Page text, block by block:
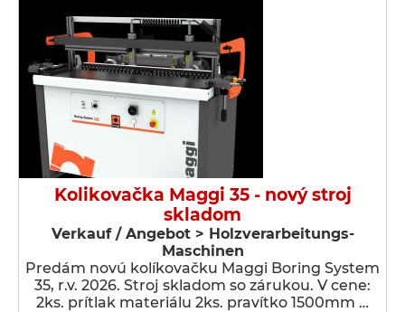
Kolikovačka Maggi 35 - nový stroj
skladom
Verkauf / Angebot > Holzverarbeitungs-
Maschinen
Predám novú kolíkovačku Maggi Boring System
35, r.v. 2026. Stroj skladom so zárukou. V cene:
2ks. prítlak materiálu 2ks. pravítko 1500mm …